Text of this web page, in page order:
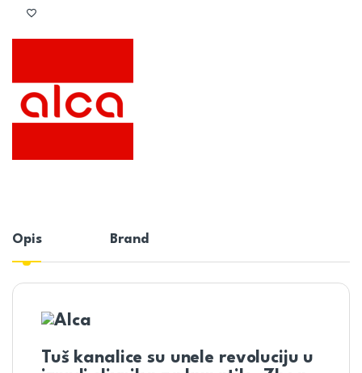
Opis Brand
Tuš kanalice su unele revoluciju u